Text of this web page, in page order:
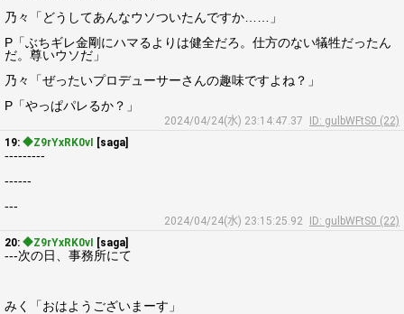
乃々「どうしてあんなウソついたんですか……」
P「ぶちギレ金剛にハマるよりは健全だろ。仕方のない犠牲だったん
だ。尊いウソだ」
乃々「ぜったいプロデューサーさんの趣味ですよね？」
P「やっぱパレるか？」
2024/04/24(水) 23:14:47.37
ID: gulbWFtS0 (22)
19: ◆Z9rYxRK0vI [saga]
---------
------
---
2024/04/24(水) 23:15:25.92
ID: gulbWFtS0 (22)
20: ◆Z9rYxRK0vI [saga]
---次の日、事務所にて
みく「おはようございまーす」